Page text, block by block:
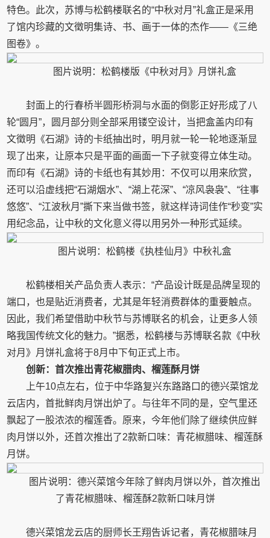
特色。此次，苏博与松鹤楼联名的“中秋对月”礼盒正是采用
了馆内珍藏的文徵明集诗、书、画于一体的杰作——《三绝
图卷》。
图片说明：松鹤楼版《中秋对月》月饼礼盒
封面上的行春桥半圆形桥洞与水面的倒影正好形成了八
轮“圆月”，圆月部分则全部采用镂空设计，当把盒盖内印有
文徵明《石湖》诗的卡纸抽出时，明月就一轮一轮地逐渐显
现了出来，让原本只是平面的画面一下子就变得立体生动。
而印有《石湖》诗的卡纸也有其妙用：不仅可以用来欣赏，
还可以沿虚线把“石湖烟水”、“湖上花深”、“凉风袅袅”、“往事
悠悠”、“江波秋月”撕下来当做书签，就这样诗词佳作“秒变”实
用纪念品，让中秋的文化意义得以用另外一种形式延续。
图片说明：松鹤楼《执桂仙月》中秋礼盒
松鹤楼相关产品负责人表示：“产品设计既是品牌呈现的
端口，也是贴近消费者，尤其是年轻消费群体的重要触点。
因此，我们希望借助中秋节与苏博联名的机会，让更多人领
略我国传统文化的魅力。”据悉，松鹤楼与苏博联名款《中秋
对月》月饼礼盒将于8月中下旬正式上市。
创新：首次推出青花椒腊肉、榴莲酥月饼
上午10点左右，位于中华路复兴东路路口的德兴菜馆龙
云店内，首批鲜肉月饼出炉了。与往年不同的是，空气里还
飘起了一股浓浓的榴莲香。原来，今年他们除了继续供应鲜
肉月饼以外，还首次推出了2款新口味：青花椒腊味、榴莲酥
月饼。
图片说明：德兴菜馆今年除了鲜肉月饼以外，首次推出
了青花椒腊味、榴莲酥2款新口味月饼
德兴菜馆龙云店的厨师长王翔告诉记者，青花椒腊味月